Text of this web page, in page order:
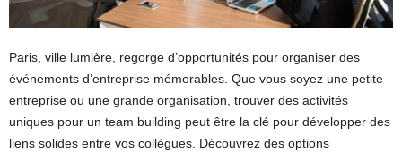
Paris, ville lumière, regorge d’opportunités pour organiser des
événements d’entreprise mémorables. Que vous soyez une petite
entreprise ou une grande organisation, trouver des activités
uniques pour un team building peut être la clé pour développer des
liens solides entre vos collègues. Découvrez des options